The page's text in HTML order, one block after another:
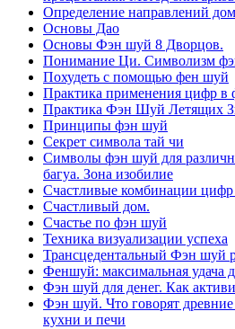
Определение направлений
Основы Дао
Основы Фэн шуй 8 Дворцов.
Понимание Ци. Символизм
Похудеть с помощью фен шуй
Практика применения цифр в
Практика Фэн Шуй Летящих
Принципы фэн шуй
Секрет символа тай чи
Символы фэн шуй для
багуа. Зона изобилие
Счастливые комбинации
Счастливый дом.
Счастье по фэн шуй
Техника визуализации успеха
Трансцедентальный Фэн шуй
Феншуй: максимальная удача
Фэн шуй для денег. Как
Фэн шуй. Что говорят
кухни и печи